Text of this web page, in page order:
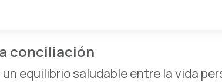
conciliación
un equilibrio saludable entre la vida